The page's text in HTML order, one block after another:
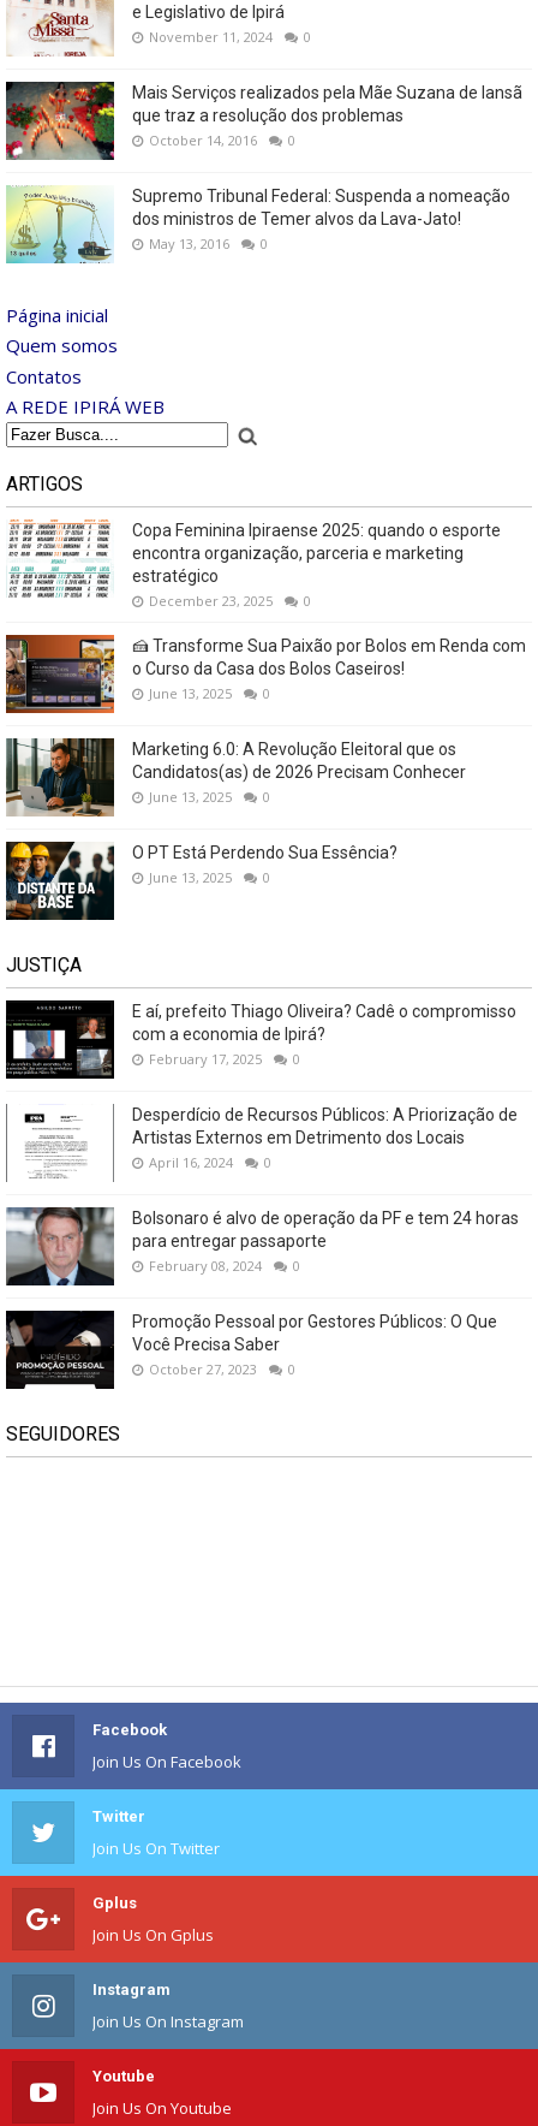
e Legislativo de Ipirá
November 11, 2024 0
Mais Serviços realizados pela Mãe Suzana de Iansã
que traz a resolução dos problemas
October 14, 2016 0
Supremo Tribunal Federal: Suspenda a nomeação
dos ministros de Temer alvos da Lava-Jato!
May 13, 2016 0
Página inicial
Quem somos
Contatos
A REDE IPIRÁ WEB
ARTIGOS
Copa Feminina Ipiraense 2025: quando o esporte
encontra organização, parceria e marketing
estratégico
December 23, 2025 0
🍰 Transforme Sua Paixão por Bolos em Renda com
o Curso da Casa dos Bolos Caseiros!
June 13, 2025 0
Marketing 6.0: A Revolução Eleitoral que os
Candidatos(as) de 2026 Precisam Conhecer
June 13, 2025 0
O PT Está Perdendo Sua Essência?
June 13, 2025 0
JUSTIÇA
E aí, prefeito Thiago Oliveira? Cadê o compromisso
com a economia de Ipirá?
February 17, 2025 0
Desperdício de Recursos Públicos: A Priorização de
Artistas Externos em Detrimento dos Locais
April 16, 2024 0
Bolsonaro é alvo de operação da PF e tem 24 horas
para entregar passaporte
February 08, 2024 0
Promoção Pessoal por Gestores Públicos: O Que
Você Precisa Saber
October 27, 2023 0
SEGUIDORES
Facebook
Join Us On Facebook
Twitter
Join Us On Twitter
Gplus
Join Us On Gplus
Instagram
Join Us On Instagram
Youtube
Join Us On Youtube